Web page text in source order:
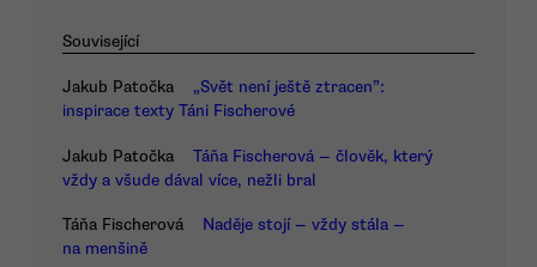
Související
Jakub Patočka
„Svět není ještě ztracen”:
inspirace texty Táni Fischerové
Jakub Patočka
Táňa Fischerová — člověk, který
vždy a všude dával více, nežli bral
Táňa Fischerová
Naděje stojí — vždy stála —
na menšině